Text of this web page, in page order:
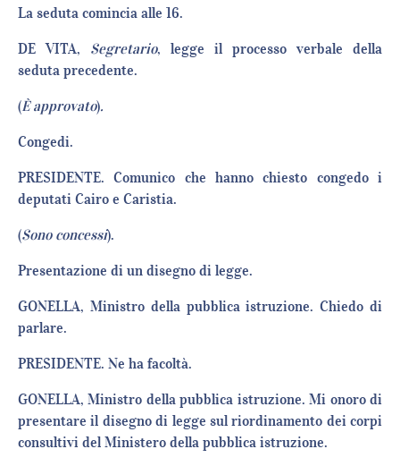
La seduta comincia alle 16.
DE VITA, Segretario, legge il processo verbale della
seduta precedente.
(È approvato).
Congedi.
PRESIDENTE. Comunico che hanno chiesto congedo i
deputati Cairo e Caristia.
(Sono concessi).
Presentazione di un disegno di legge.
GONELLA, Ministro della pubblica istruzione. Chiedo di
parlare.
PRESIDENTE. Ne ha facoltà.
GONELLA, Ministro della pubblica istruzione. Mi onoro di
presentare il disegno di legge sul riordinamento dei corpi
consultivi del Ministero della pubblica istruzione.